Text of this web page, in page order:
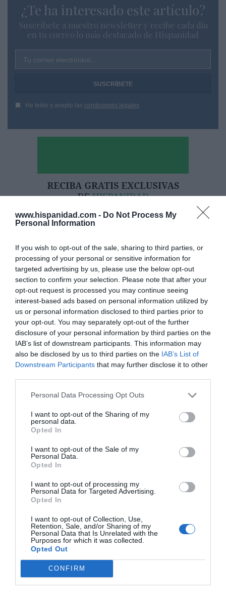
www.hispanidad.com - Do Not Process My
Personal Information
If you wish to opt-out of the sale, sharing to third parties, or
processing of your personal or sensitive information for
targeted advertising by us, please use the below opt-out
section to confirm your selection. Please note that after your
opt-out request is processed you may continue seeing
interest-based ads based on personal information utilized by
us or personal information disclosed to third parties prior to
your opt-out. You may separately opt-out of the further
disclosure of your personal information by third parties on the
IAB’s list of downstream participants. This information may
also be disclosed by us to third parties on the IAB’s List of
Downstream Participants that may further disclose it to other
Personal Data Processing Opt Outs
I want to opt-out of the Sharing of my
personal data.
Opted In
I want to opt-out of the Sale of my
Personal Data.
Opted In
I want to opt-out of processing my
Personal Data for Targeted Advertising.
Opted In
I want to opt-out of Collection, Use,
Retention, Sale, and/or Sharing of my
Personal Data that Is Unrelated with the
Purposes for which it was collected.
Opted Out
CONFIRM
¿Te ha interesado este artículo?
Suscríbete a nuestro newsletter y recibe cada dia
en tu correo lo más destacado de Hispanidad
Tu correo electrónico...
He leído y acepto las condiciones legales
Hoy destacamos
OPINIÓN
Al final, la culpa de la invasión de Ceuta va a
ser de Meloni
Pablo Ferrer 10/08/26 12:35
OPINIÓN
Pedro ya no cuida los detalles
INTERNACIONAL
Colombia. De la Espriella da un ultimátum a
los grupos terroristas: "Tienen dos caminos:
someterse al imperio de la ley o enfrentar la
fuerza decidida del Estado"
Redacción
ESPAÑA
Encuestas. El PSOE aguanta por encima de
Ceuta
José Ángel Gutiérrez 10/08/26 11:02
ESPAÑA
ayudemos, mientras el presidente del
Gobierno tuitea desde La Mareta
Eulogio López